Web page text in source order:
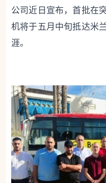
公司近日宣布，首批在
机将于五月中旬抵达米
涯。